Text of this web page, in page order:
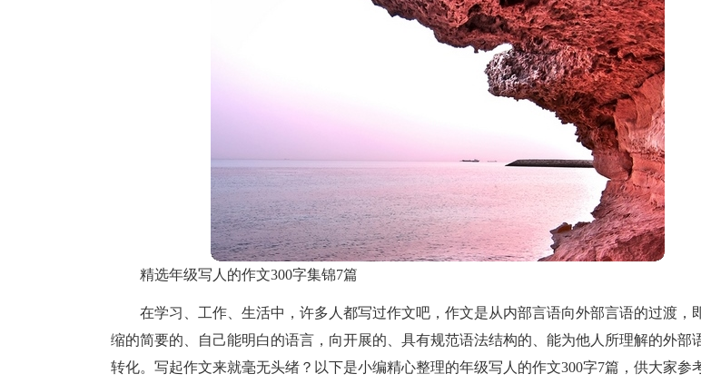
精选年级写人的作文300字集锦7篇
在学习、工作、生活中，许多人都写过作文吧，作文是从内部言语向外部言语的过渡，
缩的简要的、自己能明白的语言，向开展的、具有规范语法结构的、能为他人所理解的外部
转化。写起作文来就毫无头绪？以下是小编精心整理的年级写人的作文300字7篇，供大家参